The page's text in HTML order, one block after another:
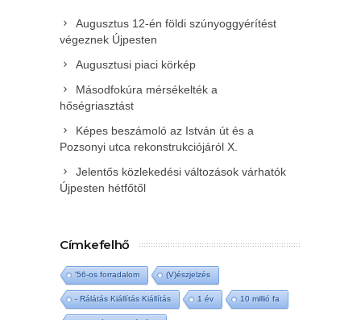
Augusztus 12-én földi szúnyoggyérítést
végeznek Újpesten
Augusztusi piaci körkép
Másodfokúra mérsékelték a
hőségriasztást
Képes beszámoló az István út és a
Pozsonyi utca rekonstrukciójáról X.
Jelentős közlekedési változások várhatók
Újpesten hétfőtől
Címkefelhő
'56-os forradalom (V)észjelzés
- Rálátás Kiállítás Kiállítás 1 év 10 millió fa